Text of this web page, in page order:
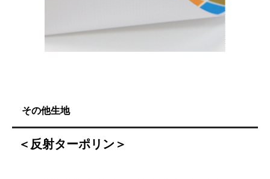
その他生地
＜反射ターポリン＞